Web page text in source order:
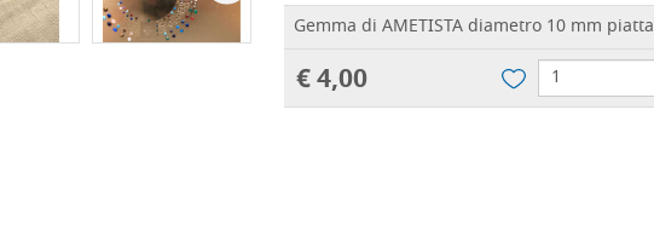
Gemma di AMETISTA diametro 10 mm piatta
€ 4,00